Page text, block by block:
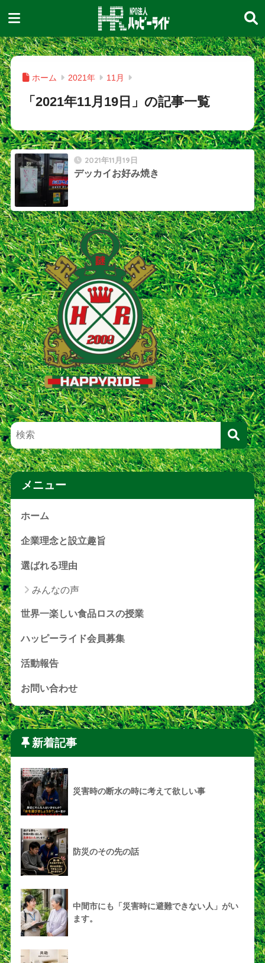
ホーム 2021年 11月
「2021年11月19日」の記事一覧
2021年11月19日
デッカイお好み焼き
メニュー
ホーム
企業理念と設立趣旨
選ばれる理由
みんなの声
世界一楽しい食品ロスの授業
ハッピーライド会員募集
活動報告
お問い合わせ
新着記事
災害時の断水の時に考えて欲しい事
防災のその先の話
中間市にも「災害時に避難できない人」がい
ます。